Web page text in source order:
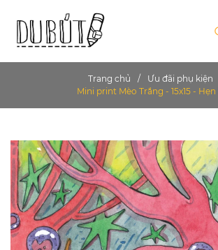
Trang chủ
Ưu đãi phụ kiện
Mini print Mèo Trắng - 15x15 - Hẹn